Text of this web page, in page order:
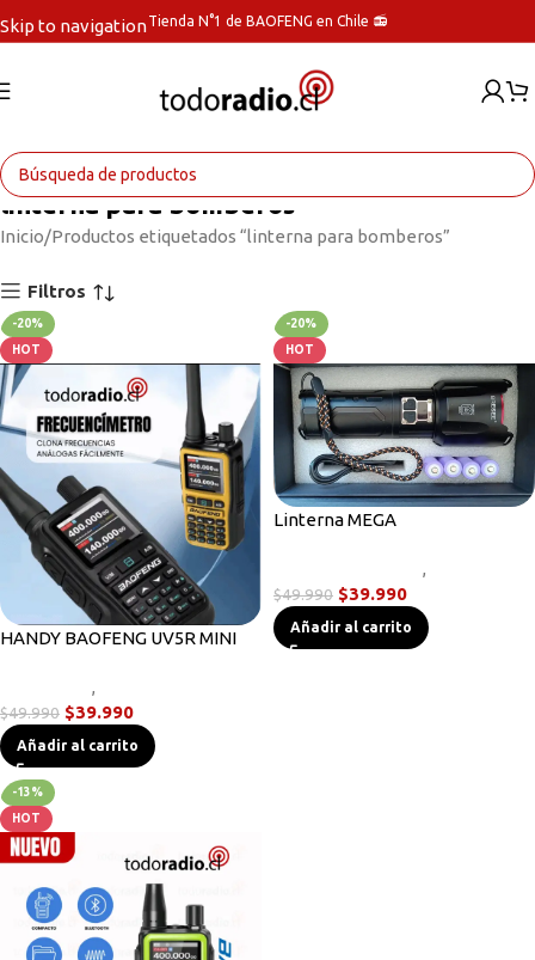
Skip to navigationTienda N°1 de BAOFENG en Chile 📻
linterna para bomberos
Inicio Productos etiquetados “linterna para bomberos”
Filtros
-20%
HOT
HANDY BAOFENG UV5R MINI
,
$49.990 $39.990
Añadir al carrito
-20%
HOT
Linterna MEGA
,
$49.990 $39.990
Añadir al carrito
-13%
HOT